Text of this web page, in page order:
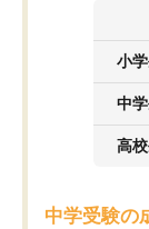
小
中
高
中学受験の